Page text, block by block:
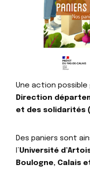
Une action
Direction
et des solidarités
Des paniers sont
l’Université
Boulogne, Calais